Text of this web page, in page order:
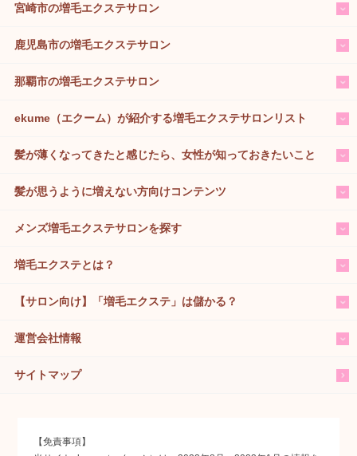
宮崎市の増毛エクステサロン
鹿児島市の増毛エクステサロン
那覇市の増毛エクステサロン
ekume（エクーム）が紹介する増毛エクステサロンリスト
髪が薄くなってきたと感じたら、女性が知っておきたいこと
髪が思うように増えない方向けコンテンツ
メンズ増毛エクステサロンを探す
増毛エクステとは？
【サロン向け】「増毛エクステ」は儲かる？
運営会社情報
サイトマップ
【免責事項】